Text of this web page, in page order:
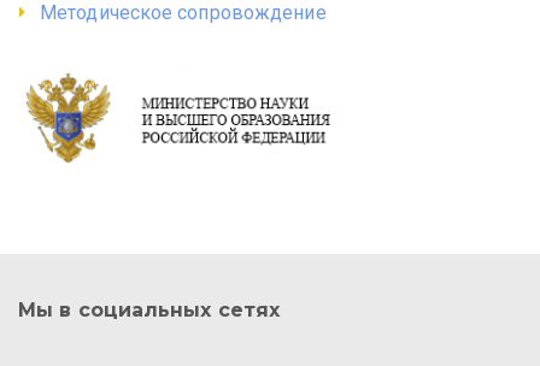
Методическое сопровождение
Мы в социальных сетях